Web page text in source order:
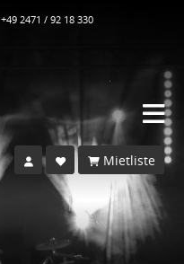
+49 2471 / 92 18 330
Mietliste